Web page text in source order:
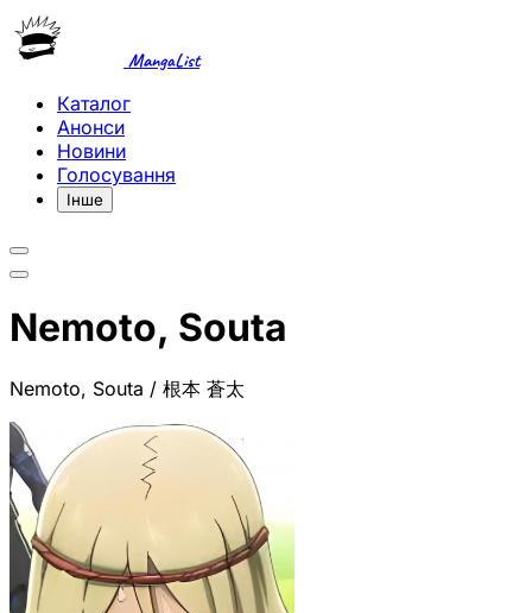
MangaList
Каталог
Анонси
Новини
Голосування
Інше
Nemoto, Souta
Nemoto, Souta / 根本 蒼太